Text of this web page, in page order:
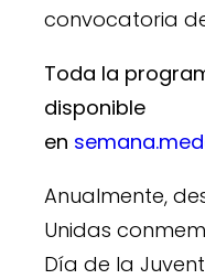
convocatoria
Toda la
disponible
en
Anualmente,
Unidas
Día de la